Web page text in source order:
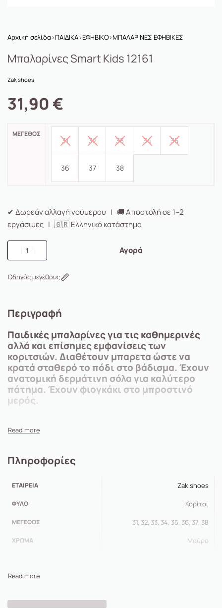
Αρχική σελίδα›ΠΑΙΔΙΚΑ›ΕΦΗΒΙΚΟ›ΜΠΑΛΑΡΙΝΕΣ ΕΦΗΒΙΚΕΣ
Μπαλαρίνες Smart Kids 12161
Zak shoes
31,90 €
ΜΈΓΕΘΟΣ
31 32 33 34 35
36 37 38
✔ Δωρεάν αλλαγή νούμερου | 🚚 Αποστολή σε 1–2
εργάσιμες | 🇬🇷 Ελληνικό κατάστημα
Αγορά
Οδηγός μεγέθους
Περιγραφή
Παιδικές μπαλαρίνες για τις καθημερινές
αλλά και επίσημες εμφανίσεις των
κοριτσιών. Διαθέτουν μπαρετα ώστε να
κρατά σταθερό το πόδι στο βάδισμα. Έχουν
ανατομική δερμάτινη σόλα για καλύτερο
πάτημα. Έχουν φιογκάκι στο μπροστινό
μερός.
Πληροφορίες
ΕΤΑΙΡΕΊΑ Zak shoes
ΦΎΛΟ Κορίτσι
ΜΈΓΕΘΟΣ 31, 32, 33, 34, 35, 36, 37, 38
ΧΡΏΜΑ Μαύρο